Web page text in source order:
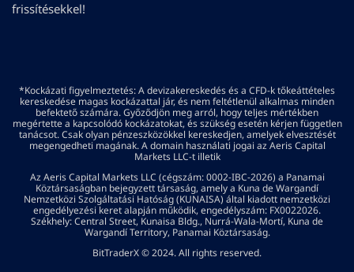
frissítésekkel!
*Kockázati figyelmeztetés: A devizakereskedés és a CFD-k tőkeáttételes
kereskedése magas kockázattal jár, és nem feltétlenül alkalmas minden
befektető számára. Győződjön meg arról, hogy teljes mértékben
megértette a kapcsolódó kockázatokat, és szükség esetén kérjen független
tanácsot. Csak olyan pénzeszközökkel kereskedjen, amelyek elvesztését
megengedheti magának. A domain használati jogai az Aeris Capital
Markets LLC-t illetik
Az Aeris Capital Markets LLC (cégszám: 0002-IBC-2026) a Panamai
Köztársaságban bejegyzett társaság, amely a Kuna de Wargandí
Nemzetközi Szolgáltatási Hatóság (KUNAISA) által kiadott nemzetközi
engedélyezési keret alapján működik, engedélyszám: FX0022026.
Székhely: Central Street, Kunaisa Bldg., Nurrá-Wala-Mortí, Kuna de
Wargandí Territory, Panamai Köztársaság.
BitTraderX © 2024. All rights reserved.